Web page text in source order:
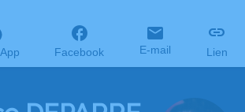
Facebook E-mail Lien